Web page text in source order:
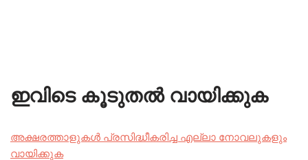
ഇവിടെ കൂടുതൽ വായിക്കുക
അക്ഷരത്താളുകൾ പ്രസിദ്ധീകരിച്ച എല്ലാ നോവലുകളും
വായിക്കുക